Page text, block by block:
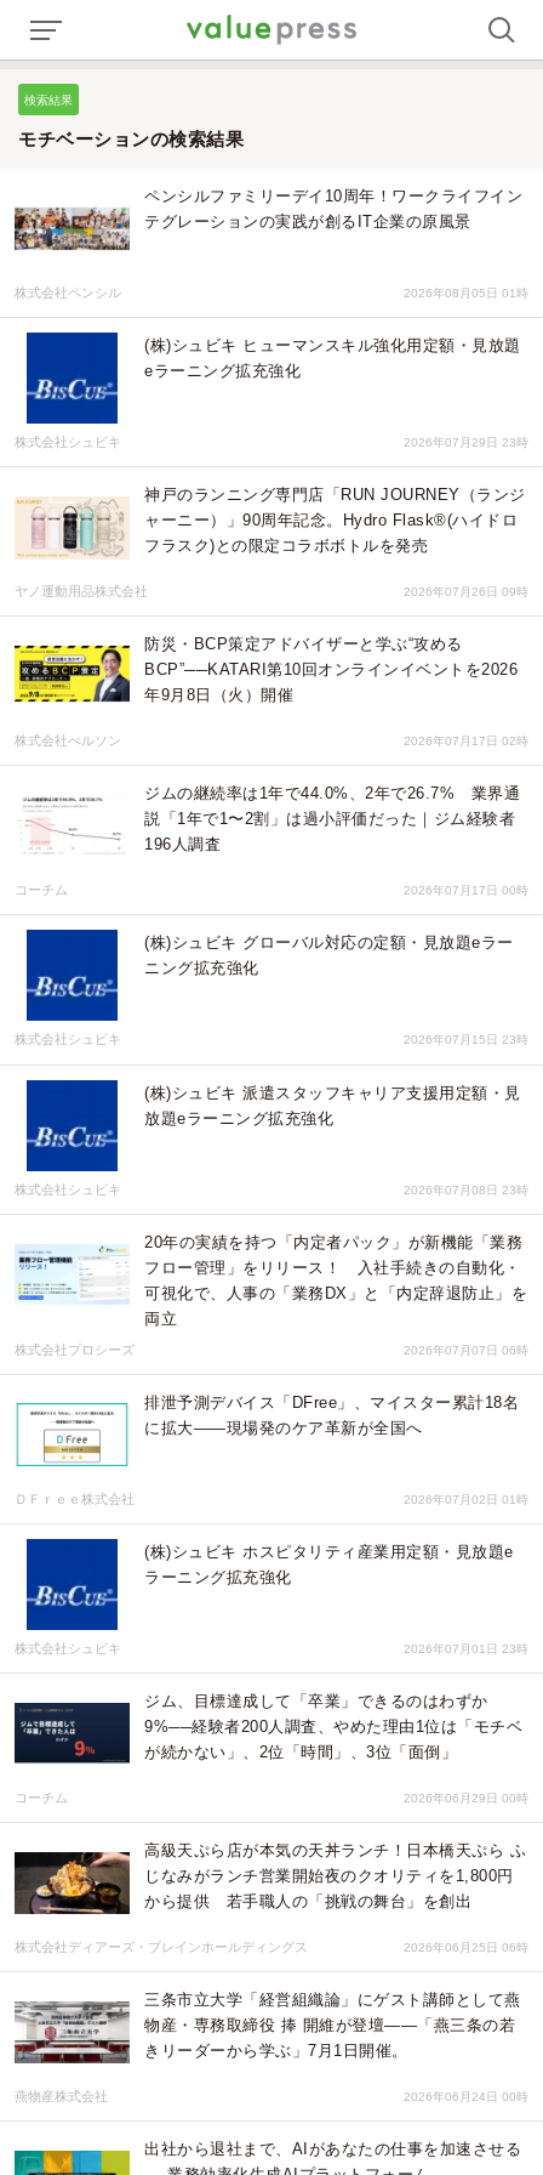
検索結果
モチベーションの検索結果
ペンシルファミリーデイ10周年！ワークライフイン
テグレーションの実践が創るIT企業の原風景
株式会社ペンシル 2026年08月05日 01時
(株)シュビキ ヒューマンスキル強化用定額・見放題
eラーニング拡充強化
株式会社シュビキ 2026年07月29日 23時
神戸のランニング専門店「RUN JOURNEY（ランジ
ャーニー）」90周年記念。Hydro Flask®(ハイドロ
フラスク)との限定コラボボトルを発売
ヤノ運動用品株式会社 2026年07月26日 09時
防災・BCP策定アドバイザーと学ぶ“攻める
BCP”──KATARI第10回オンラインイベントを2026
年9月8日（火）開催
株式会社ぺルソン 2026年07月17日 02時
ジムの継続率は1年で44.0%、2年で26.7% 業界通
説「1年で1〜2割」は過小評価だった｜ジム経験者
196人調査
コーチム 2026年07月17日 00時
(株)シュビキ グローバル対応の定額・見放題eラー
ニング拡充強化
株式会社シュビキ 2026年07月15日 23時
(株)シュビキ 派遣スタッフキャリア支援用定額・見
放題eラーニング拡充強化
株式会社シュビキ 2026年07月08日 23時
20年の実績を持つ「内定者パック」が新機能「業務
フロー管理」をリリース！ 入社手続きの自動化・
可視化で、人事の「業務DX」と「内定辞退防止」を
両立
株式会社プロシーズ 2026年07月07日 06時
排泄予測デバイス「DFree」、マイスター累計18名
に拡大――現場発のケア革新が全国へ
ＤＦｒｅｅ株式会社 2026年07月02日 01時
(株)シュビキ ホスピタリティ産業用定額・見放題e
ラーニング拡充強化
株式会社シュビキ 2026年07月01日 23時
ジム、目標達成して「卒業」できるのはわずか
9%──経験者200人調査、やめた理由1位は「モチベ
が続かない」、2位「時間」、3位「面倒」
コーチム 2026年06月29日 00時
高級天ぷら店が本気の天丼ランチ！日本橋天ぷら ふ
じなみがランチ営業開始夜のクオリティを1,800円
から提供 若手職人の「挑戦の舞台」を創出
株式会社ディアーズ・ブレインホールディングス 2026年06月25日 06時
三条市立大学「経営組織論」にゲスト講師として燕
物産・専務取締役 捧 開維が登壇——「燕三条の若
きリーダーから学ぶ」7月1日開催。
燕物産株式会社 2026年06月24日 00時
出社から退社まで、AIがあなたの仕事を加速させる